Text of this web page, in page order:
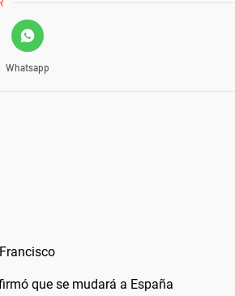
Whatsapp
que se mudará a España